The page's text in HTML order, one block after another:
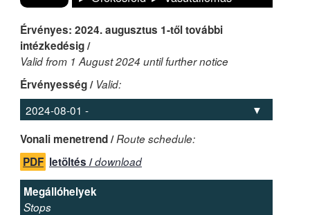
Érvényes: 2024. augusztus 1-től további
intézkedésig /
Valid from 1 August 2024 until further notice
Érvényesség / Valid:
Vonali menetrend /Route schedule:
PDF letöltés /download
Megállóhelyek
Stops